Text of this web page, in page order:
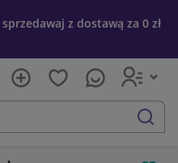
z dostawą za 0 zł
szukaj